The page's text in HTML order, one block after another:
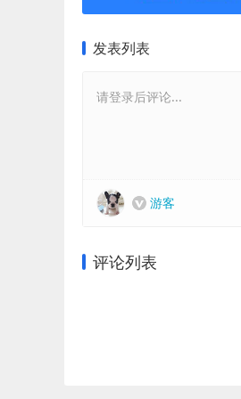
发表列表
请登录后评论...
游客
评论列表